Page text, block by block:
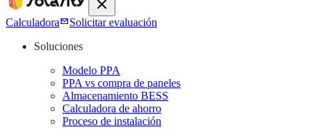
Calculadora
Solicitar evaluación
Soluciones
Modelo PPA
PPA vs compra de paneles
Almacenamiento BESS
Calculadora de ahorro
Proceso de instalación